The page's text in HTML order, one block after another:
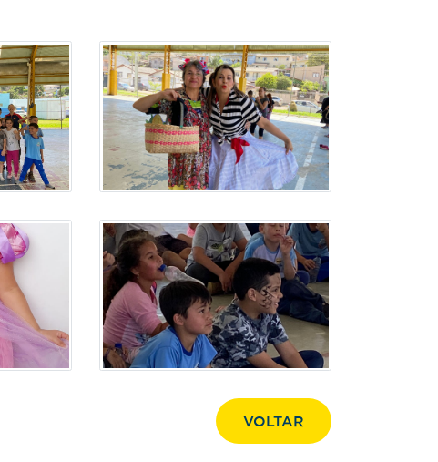
VOLTAR